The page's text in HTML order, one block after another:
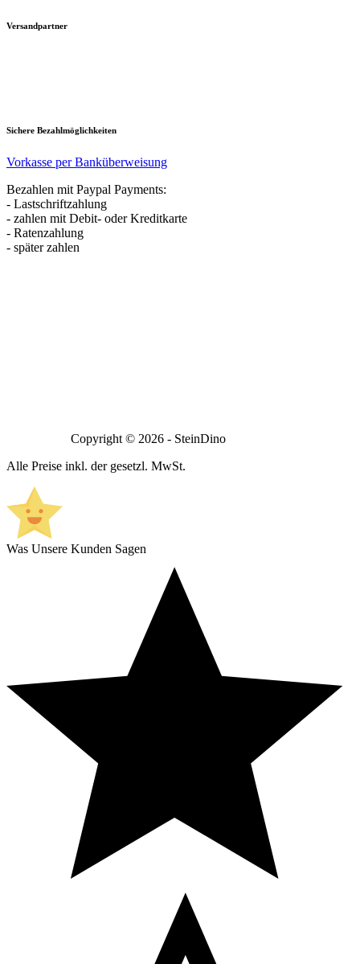
Versandpartner
Sichere Bezahlmöglichkeiten
Vorkasse per Banküberweisung
Bezahlen mit Paypal Payments:
- Lastschriftzahlung
- zahlen mit Debit- oder Kreditkarte
- Ratenzahlung
- später zahlen
Copyright © 2026 - SteinDino
Alle Preise inkl. der gesetzl. MwSt.
Was Unsere Kunden Sagen